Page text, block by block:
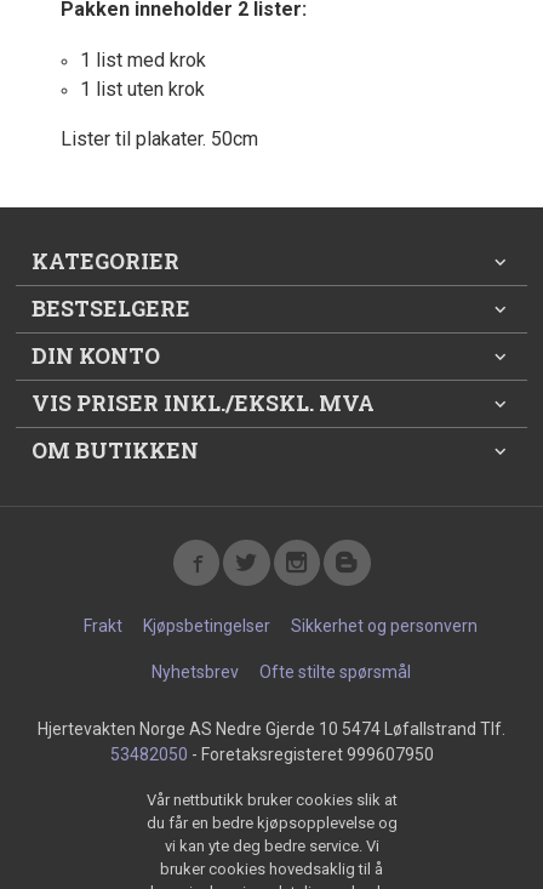
Pakken inneholder 2 lister:
1 list med krok
1 list uten krok
Lister til plakater. 50cm
KATEGORIER
BESTSELGERE
DIN KONTO
VIS PRISER INKL./EKSKL. MVA
OM BUTIKKEN
Frakt Kjøpsbetingelser Sikkerhet og personvern
Nyhetsbrev Ofte stilte spørsmål
Hjertevakten Norge AS Nedre Gjerde 10 5474 Løfallstrand Tlf.
53482050 - Foretaksregisteret 999607950
Vår nettbutikk bruker cookies slik at
du får en bedre kjøpsopplevelse og
vi kan yte deg bedre service. Vi
bruker cookies hovedsaklig til å